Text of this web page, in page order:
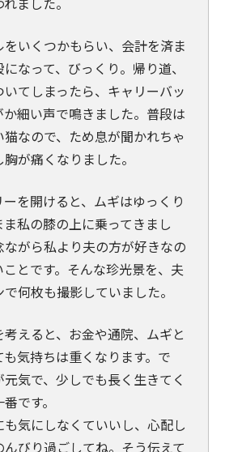
いくつかもらい、会計を済ま
なって、びっくり。帰り道、
てしまったら、キャリーバッ
細い声で鳴きました。普段は
なので、ため息が聞かれちゃ
が痛くなりました。
を開けると、ムギはゆっくり
私の膝の上に乗ってきまし
がら私より夫の方が好きなの
とです。そんな珍光景を、夫
何枚も撮影していました。
えると、お金や通院、ムギと
気持ちは重くなります。で
気で、少しでも長く生きてく
です。
気にしなくていいし、心配し
びり過ごしてね。そう伝えて